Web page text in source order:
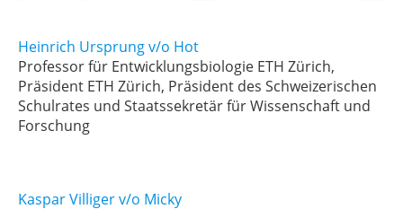
Heinrich Ursprung v/o Hot
Professor für Entwicklungsbiologie ETH Zürich,
Präsident ETH Zürich, Präsident des Schweizerischen
Schulrates und Staatssekretär für Wissenschaft und
Forschung
Kaspar Villiger v/o Micky